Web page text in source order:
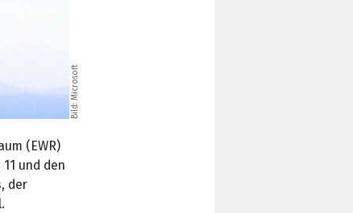
Bild: Microsoft
(EWR)
und den
der